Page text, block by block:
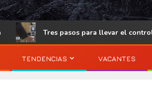
Tres pasos para llevar el control de
TENDENCIAS VACANTES